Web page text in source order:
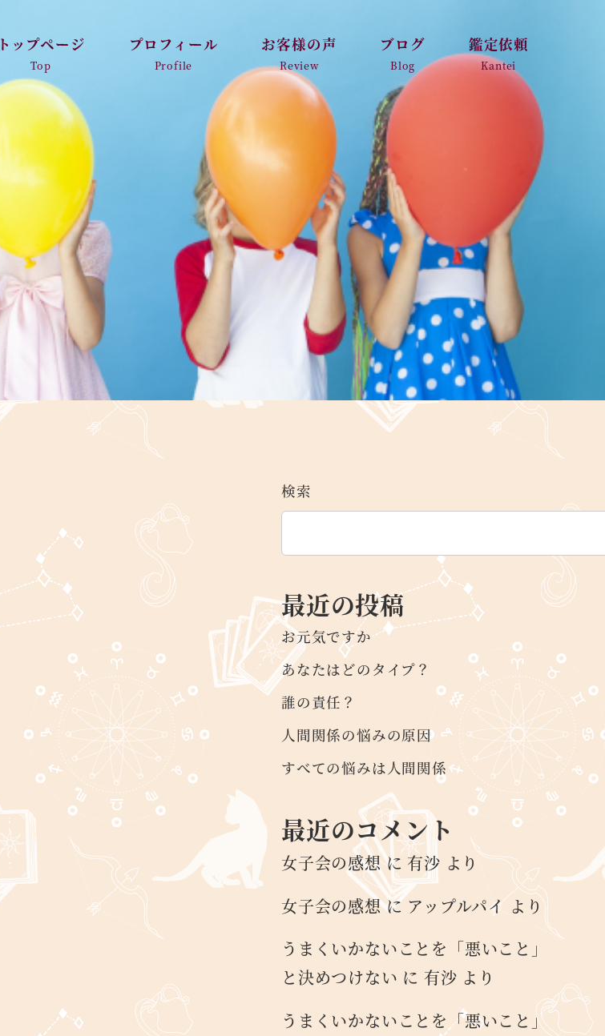
トップページ
Top
プロフィール
Profile
お客様の声
Review
ブログ
Blog
鑑定依頼
Kantei
検索
最近の投稿
お元気ですか
あなたはどのタイプ？
誰の責任？
人間関係の悩みの原因
すべての悩みは人間関係
最近のコメント
女子会の感想に 有沙 より
女子会の感想にアップルパイ より
うまくいかないことを「悪いこと」
と決めつけない に 有沙 より
うまくいかないことを「悪いこと」